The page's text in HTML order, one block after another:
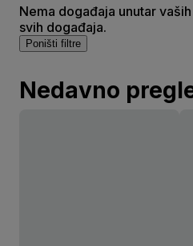
Nema događaja unutar
svih događaja.
Poništi filtre
Nedavno